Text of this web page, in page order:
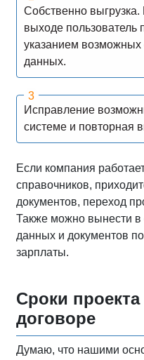
Собственно
выходе пользователь
указанием
данных.
Исправление
системе и повторная
Если компания
справочников,
документов, переход
Также можно вынести в
данных и документов
зарплаты.
Сроки
договоре
Думаю, что нашими